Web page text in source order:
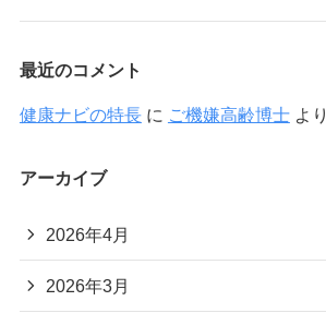
最近のコメント
健康ナビの特長に ご機嫌高齢博士より
アーカイブ
2026年4月
2026年3月